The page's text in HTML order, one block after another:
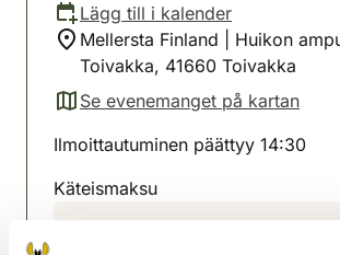
Lägg till i kalender
Mellersta Finland | Huikon
Toivakka, 41660 Toivakka
Se evenemanget på kartan
(avautuu uuteen välilehteen)
Ilmoittautuminen päättyy 14:30
Käteismaksu